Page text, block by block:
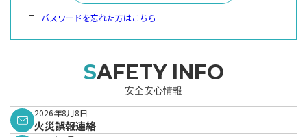
パスワードを忘れた方はこちら
SAFETY INFO
安全安心情報
2026年8月8日
火災誤報連絡